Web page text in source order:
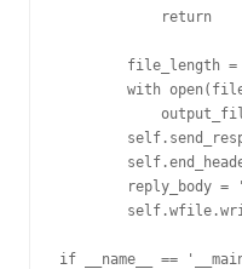
            return
file_length =
with
reply_body =
if __name__ ==